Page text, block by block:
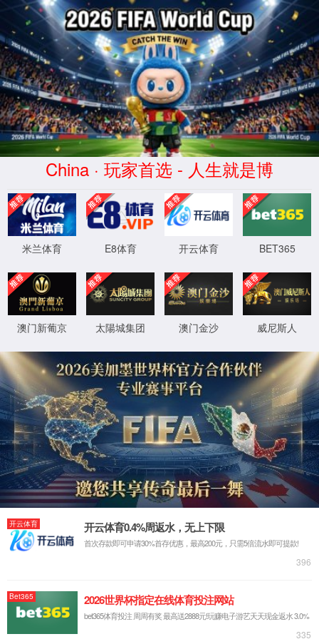
模块不存在:info
你可以返回上一页重试，或直接向我们反馈错
误报告
返回主页
反馈错误
XML 地图